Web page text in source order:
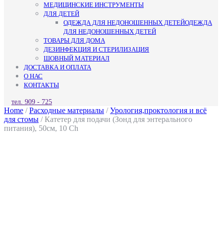
МЕДИЦИНСКИЕ ИНСТРУМЕНТЫ
ДЛЯ ДЕТЕЙ
ОДЕЖДА ДЛЯ НЕДОНОШЕННЫХ ДЕТЕЙОДЕЖДА
ДЛЯ НЕДОНОШЕННЫХ ДЕТЕЙ
ТОВАРЫ ДЛЯ ДОМА
ДЕЗИНФЕКЦИЯ И СТЕРИЛИЗАЦИЯ
ШОВНЫЙ МАТЕРИАЛ
ДОСТАВКА И ОПЛАТА
О НАС
КОНТАКТЫ
КНОПКА
ЗАКРЫТЬ
тел. 909 - 725
Home /Расходные материалы /Урология,проктология и всё
для стомы / Катетер для подачи (Зонд для энтерального
питания), 50см, 10 Ch